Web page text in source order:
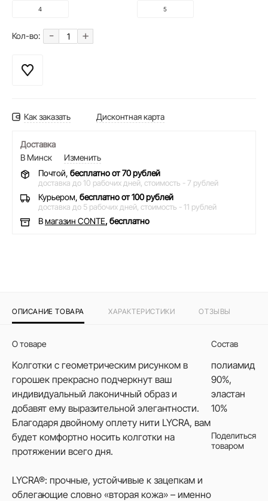
4 5
Кол-во: - +
Как заказать Дисконтная карта
Доставка
В Минск
Изменить
Почтой, бесплатно от 70 рублей
доставка до 10 рабочих дней, стоимость - 7 рублей
Курьером, бесплатно от 100 рублей
доставка до 5 рабочих дней, стоимость - 11 рублей
Вмагазин CONTE, бесплатно
ОПИСАНИЕ ТОВАРА ХАРАКТЕРИСТИКИ ОТЗЫВЫ
О товаре
Колготки с геометрическим рисунком в
горошек прекрасно подчеркнут ваш
индивидуальный лаконичный образ и
добавят ему выразительной элегантности.
Благодаря двойному оплету нити LYCRA, вам
будет комфортно носить колготки на
протяжении всего дня.
LYCRA®: прочные, устойчивые к зацепкам и
облегающие словно «вторая кожа» – именно
Состав
полиамид
90%,
эластан
10%
Поделиться
товаром